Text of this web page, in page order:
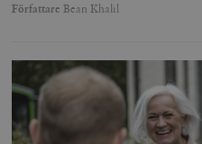
Författare Bean Khalil